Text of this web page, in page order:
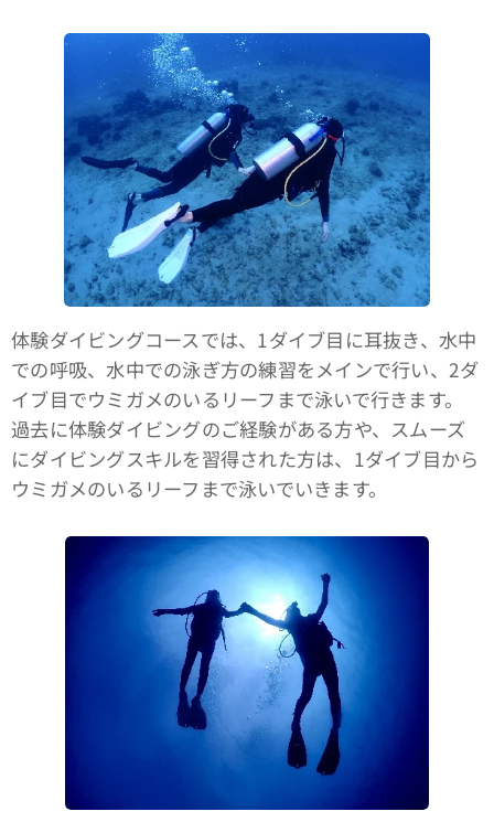
体験ダイビングコースでは、1ダイブ目に耳抜き、水中
での呼吸、水中での泳ぎ方の練習をメインで行い、2ダ
イブ目でウミガメのいるリーフまで泳いで行きます。
過去に体験ダイビングのご経験がある方や、スムーズ
にダイビングスキルを習得された方は、1ダイブ目から
ウミガメのいるリーフまで泳いでいきます。